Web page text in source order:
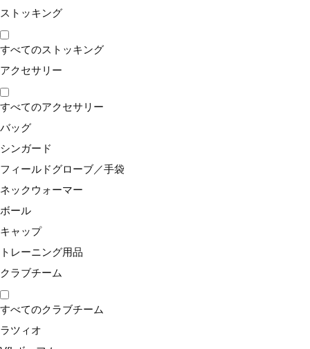
ストッキング
すべてのストッキング
アクセサリー
すべてのアクセサリー
バッグ
シンガード
フィールドグローブ／手袋
ネックウォーマー
ボール
キャップ
トレーニング用品
クラブチーム
すべてのクラブチーム
ラツィオ
販売店一覧
コーポレート
ビジネス向け